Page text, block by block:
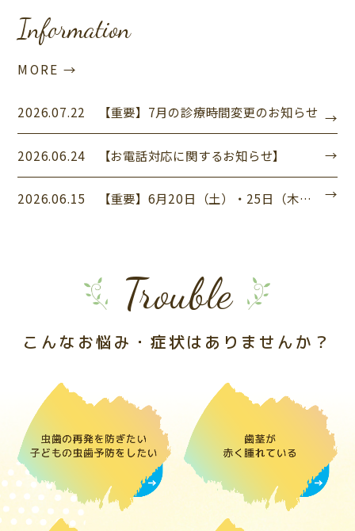
Information
MORE →
2026.07.22 【重要】7月の診療時間変更のお知らせ
2026.06.24 【お電話対応に関するお知らせ】
2026.06.15 【重要】6月20日（土）・25日（木）診療時間変更のお知らせ
Trouble
こんなお悩み・症状はありませんか？